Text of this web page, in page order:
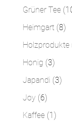
Grüner Tee
Heimgart 88
Holzprodukte
Honig 33
Japandi 33
Joy 66
Produkte
Kaffee 11